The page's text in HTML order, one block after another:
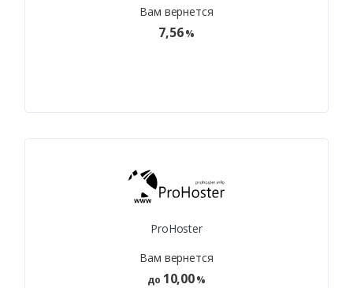
Вам вернется
7,56%
ProHoster
Вам вернется
до 10,00%